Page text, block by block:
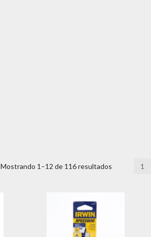
Mostrando 1–12 de 116 resultados 1